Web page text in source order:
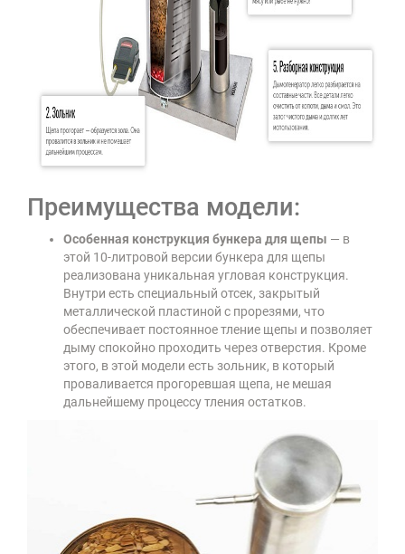
Преимущества модели:
Особенная конструкция бункера для щепы — в
этой 10-литровой версии бункера для щепы
реализована уникальная угловая конструкция.
Внутри есть специальный отсек, закрытый
металлической пластиной с прорезями, что
обеспечивает постоянное тление щепы и позволяет
дыму спокойно проходить через отверстия. Кроме
этого, в этой модели есть зольник, в который
проваливается прогоревшая щепа, не мешая
дальнейшему процессу тления остатков.